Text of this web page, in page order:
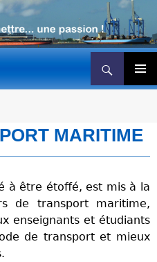
Menu
MARITIME
à être étoffé, est mis à la
de transport maritime,
enseignants et étudiants
de transport et mieux